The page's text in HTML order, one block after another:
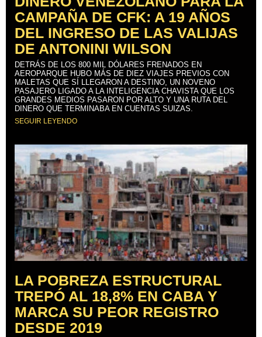
CAMPAÑA DE CFK: A 19 AÑOS
DEL INGRESO DE LAS VALIJAS
DE ANTONINI WILSON
DETRÁS DE LOS 800 MIL DÓLARES FRENADOS EN
AEROPARQUE HUBO MÁS DE DIEZ VIAJES PREVIOS CON
MALETAS QUE SÍ LLEGARON A DESTINO, UN NOVENO
PASAJERO LIGADO A LA INTELIGENCIA CHAVISTA QUE LOS
GRANDES MEDIOS PASARON POR ALTO Y UNA RUTA DEL
DINERO QUE TERMINABA EN CUENTAS SUIZAS.
SEGUIR LEYENDO
LA POBREZA ESTRUCTURAL
TREPÓ AL 18,8% EN CABA Y
MARCA SU PEOR REGISTRO
DESDE 2019